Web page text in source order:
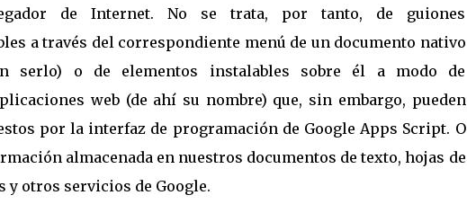
de Internet. No se trata, por tanto, de guiones
a través del correspondiente menú de un documento nativo
serlo) o de elementos instalables sobre él a modo de
web (de ahí su nombre) que, sin embargo, pueden
por la interfaz de programación de Google Apps Script. O
almacenada en nuestros documentos de texto, hojas de
otros servicios de Google.